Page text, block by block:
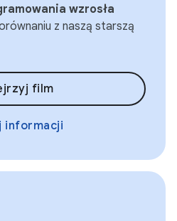
wzrosła
z naszą starszą
film
informacji